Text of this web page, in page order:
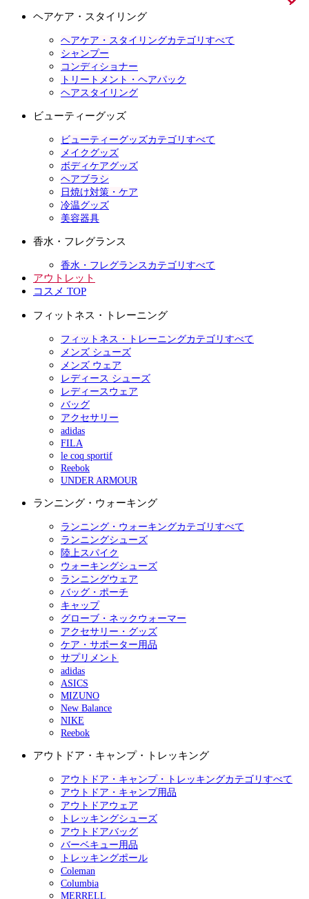
ヘアケア・スタイリング
ヘアケア・スタイリングカテゴリすべて
シャンプー
コンディショナー
トリートメント・ヘアパック
ヘアスタイリング
ビューティーグッズ
ビューティーグッズカテゴリすべて
メイクグッズ
ボディケアグッズ
ヘアブラシ
日焼け対策・ケア
冷温グッズ
美容器具
香水・フレグランス
香水・フレグランスカテゴリすべて
アウトレット
コスメ TOP
フィットネス・トレーニング
フィットネス・トレーニングカテゴリすべて
メンズ シューズ
メンズ ウェア
レディース シューズ
レディースウェア
バッグ
アクセサリー
adidas
FILA
le coq sportif
Reebok
UNDER ARMOUR
ランニング・ウォーキング
ランニング・ウォーキングカテゴリすべて
ランニングシューズ
陸上スパイク
ウォーキングシューズ
ランニングウェア
バッグ・ポーチ
キャップ
グローブ・ネックウォーマー
アクセサリー・グッズ
ケア・サポーター用品
サプリメント
adidas
ASICS
MIZUNO
New Balance
NIKE
Reebok
アウトドア・キャンプ・トレッキング
アウトドア・キャンプ・トレッキングカテゴリすべて
アウトドア・キャンプ用品
アウトドアウェア
トレッキングシューズ
アウトドアバッグ
バーベキュー用品
トレッキングポール
Coleman
Columbia
MERRELL